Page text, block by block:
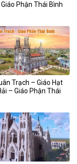
Phận Thái Bình
Trạch – Giáo Hạt
– Giáo Phận Thái